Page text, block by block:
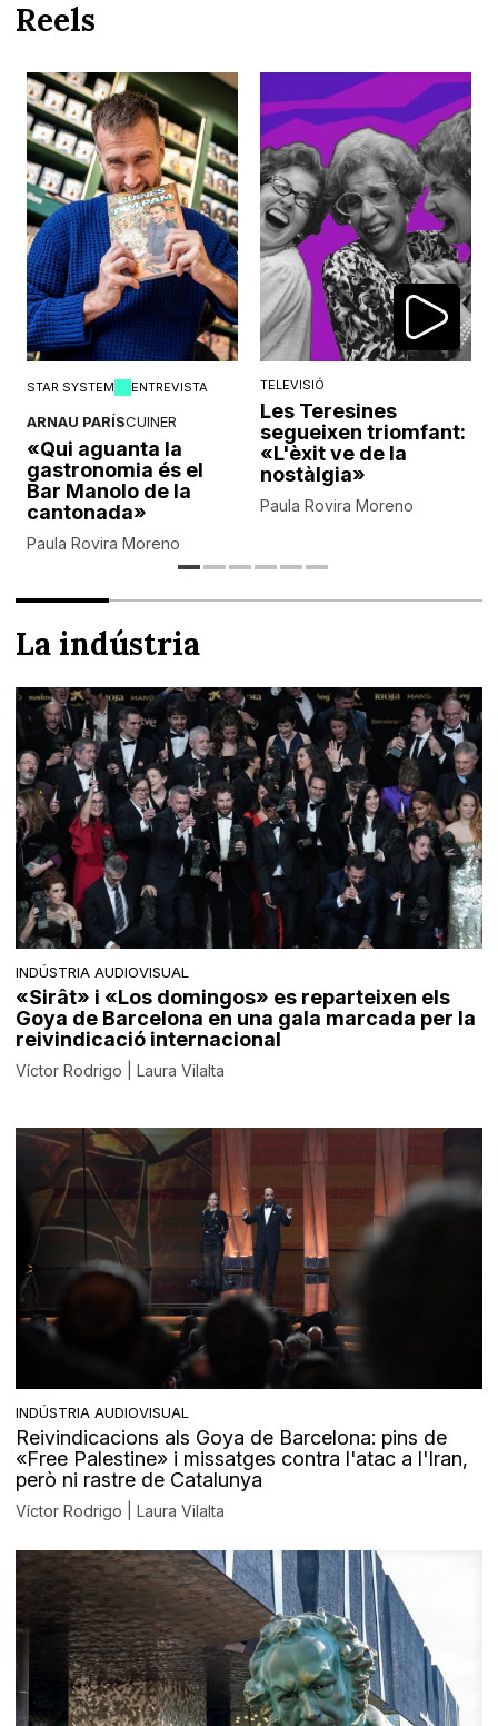
Reels
STAR SYSTEM ENTREVISTA
ARNAU PARÍSCUINER
«Qui aguanta la
gastronomia és el
Bar Manolo de la
cantonada»
Paula Rovira Moreno
TELEVISIÓ
Les Teresines
segueixen triomfant:
«L'èxit ve de la
nostàlgia»
Paula Rovira Moreno
La indústria
INDÚSTRIA AUDIOVISUAL
«Sirât» i «Los domingos» es reparteixen els
Goya de Barcelona en una gala marcada per la
reivindicació internacional
Víctor Rodrigo | Laura Vilalta
INDÚSTRIA AUDIOVISUAL
Reivindicacions als Goya de Barcelona: pins de
«Free Palestine» i missatges contra l'atac a l'Iran,
però ni rastre de Catalunya
Víctor Rodrigo | Laura Vilalta